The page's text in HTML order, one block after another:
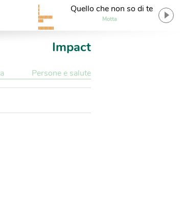
Quello che non so di te
Motta
Impact
Persone e salute